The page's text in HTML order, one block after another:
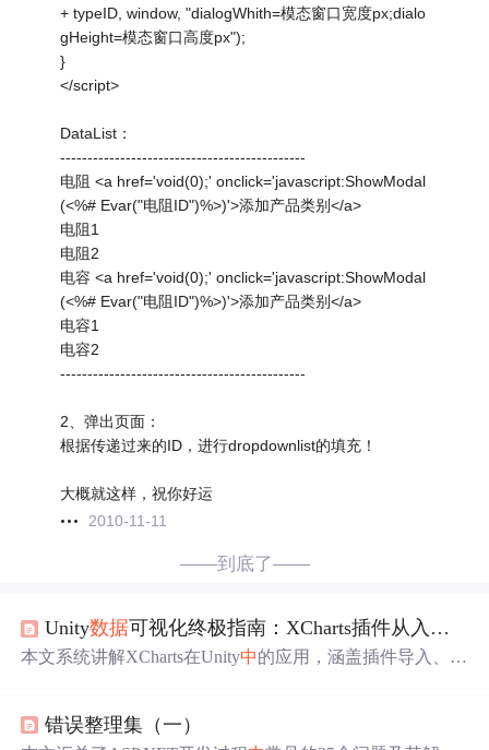
+ typeID, window, "dialogWhith=模态窗口宽度px;dialo
gHeight=模态窗口高度px");
}
</script>
DataList：
---------------------------------------------
电阻 <a href='void(0);' onclick='javascript:ShowModal
(<%# Evar("电阻ID")%>)'>添加产品类别</a>
电阻1
电阻2
电容 <a href='void(0);' onclick='javascript:ShowModal
(<%# Evar("电阻ID")%>)'>添加产品类别</a>
电容1
电容2
---------------------------------------------
2、弹出页面：
根据传递过来的ID，进行dropdownlist的填充！
大概就这样，祝你好运
2010-11-11
——到底了——
Unity数据可视化终极指南：XCharts插件从入门到精通
本文系统讲解XCharts在Unity中的应用，涵盖插件导入、U
动）及工业数字孪生场景实践。重点解析其
错误整理集（一）